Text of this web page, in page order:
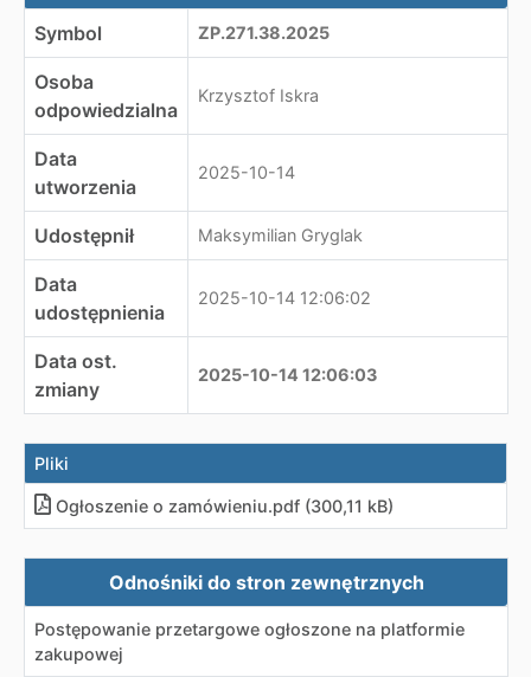
Symbol ZP.271.38.2025
Osoba
odpowiedzialna
Krzysztof Iskra
Data
utworzenia
2025-10-14
Udostępnił Maksymilian Gryglak
Data
udostępnienia
2025-10-14 12:06:02
Data ost.
zmiany
2025-10-14 12:06:03
Pliki
Ogłoszenie o zamówieniu.pdf (300,11 kB)
Zewnętrzne odnośniki
Odnośniki do stron zewnętrznych
Postępowanie przetargowe ogłoszone na platformie
zakupowej